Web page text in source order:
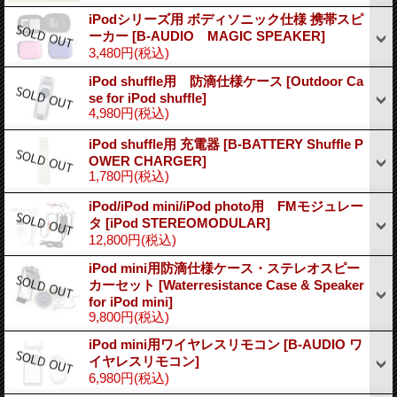
iPodシリーズ用 ボディソニック仕様 携帯スピ
ーカー [B-AUDIO MAGIC SPEAKER]
3,480円(税込)
iPod shuffle用 防滴仕様ケース [Outdoor Ca
se for iPod shuffle]
4,980円(税込)
iPod shuffle用 充電器 [B-BATTERY Shuffle P
OWER CHARGER]
1,780円(税込)
iPod/iPod mini/iPod photo用 FMモジュレー
タ [iPod STEREOMODULAR]
12,800円(税込)
iPod mini用防滴仕様ケース・ステレオスピー
カーセット [Waterresistance Case & Speaker
for iPod mini]
9,800円(税込)
iPod mini用ワイヤレスリモコン [B-AUDIO ワ
イヤレスリモコン]
6,980円(税込)